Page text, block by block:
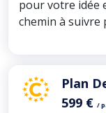
pour votre idée
chemin à
Plan
599 € /